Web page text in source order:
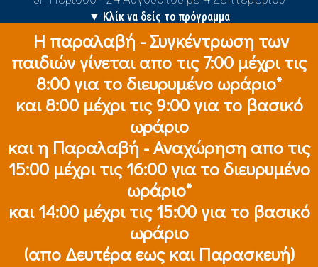
▼ Κλίκ να δείς το πρόγραμμα
Η παραλαβή - Συγκέντρωση των
παιδιών γίνεται απο τις 7:00 μέχρι τις
8:00 για το διευρυμένο ωράριο*
και 8:00 μέχρι τις 9:00 για το βασικό
ωράριο
και η Παραλαβή - Αναχώρηση απο τις
15:00 μέχρι τις 16:00 για το διευρυμένο
ωράριο*
και 14:00 μέχρι τις 15:00 για το βασικό
ωράριο
(απο Δευτέρα εως και Παρασκευή)